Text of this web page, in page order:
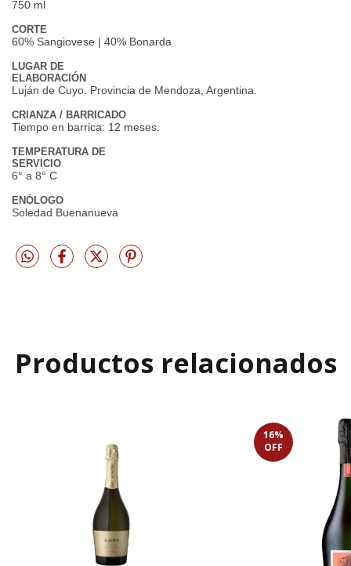
750 ml
CORTE
60% Sangiovese | 40% Bonarda
LUGAR DE
ELABORACIÓN
Luján de Cuyo. Provincia de Mendoza, Argentina.
CRIANZA / BARRICADO
Tiempo en barrica: 12 meses.
TEMPERATURA DE
SERVICIO
6° a 8° C
ENÓLOGO
Soledad Buenanueva
Productos relacionados
16%
OFF